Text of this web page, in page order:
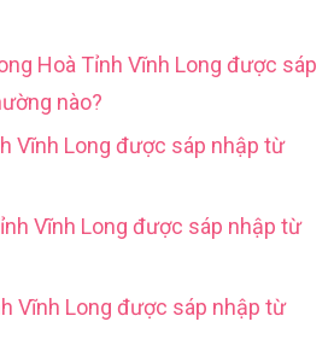
Hoà Tỉnh Vĩnh Long được sáp
nào?
Vĩnh Long được sáp nhập từ
Vĩnh Long được sáp nhập từ
Vĩnh Long được sáp nhập từ